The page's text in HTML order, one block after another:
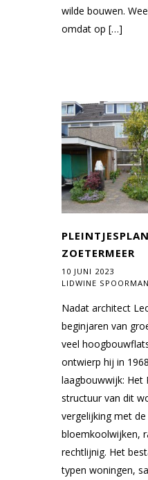
wilde bouwen.
omdat op […]
ZOETERMEER
10 JUNI 2023
LIDWINE
Nadat architect
beginjaren van
veel
ontwierp hij in
laagbouwwijk: Het
structuur van dit
vergelijking met
bloemkoolwijken,
rechtlijnig. Het
typen woningen,